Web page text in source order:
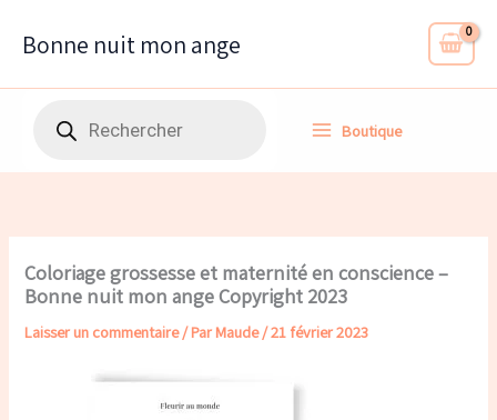
Bonne nuit mon ange
Boutique
Coloriage grossesse et maternité en conscience –
Bonne nuit mon ange Copyright 2023
Laisser un commentaire/ Par Maude/21 février 2023